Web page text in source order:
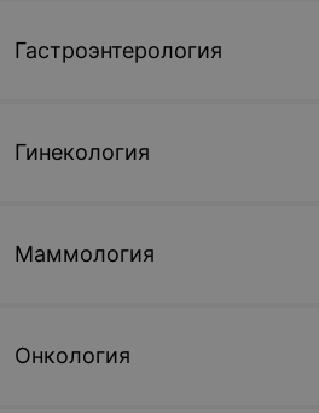
Гастроэнтерология
Гинекология
Маммология
Онкология